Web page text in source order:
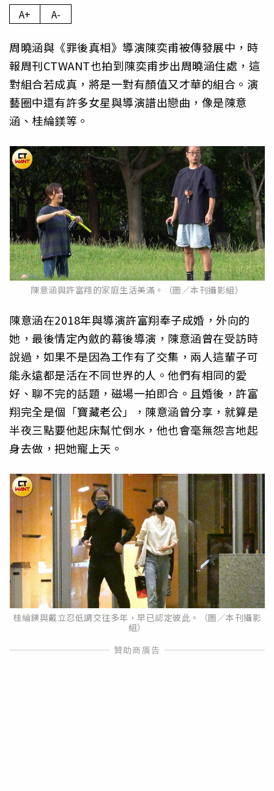
A+ A-
周曉涵與《罪後真相》導演陳奕甫被傳發展中，時
報周刊CTWANT也拍到陳奕甫步出周曉涵住處，這
對組合若成真，將是一對有顏值又才華的組合。演
藝圈中還有許多女星與導演譜出戀曲，像是陳意
涵、桂綸鎂等。
陳意涵與許富翔的家庭生活美滿。（圖／本刊攝影組）
陳意涵在2018年與導演許富翔奉子成婚，外向的
她，最後情定內斂的幕後導演，陳意涵曾在受訪時
說過，如果不是因為工作有了交集，兩人這輩子可
能永遠都是活在不同世界的人。他們有相同的愛
好、聊不完的話題，磁場一拍即合。且婚後，許富
翔完全是個「寶藏老公」，陳意涵曾分享，就算是
半夜三點要他起床幫忙倒水，他也會毫無怨言地起
身去做，把她寵上天。
桂綸鎂與戴立忍低調交往多年，早已認定彼此。（圖／本刊攝影
組）